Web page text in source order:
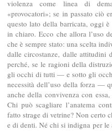
violenza come linea di
«provocatori»; se in passato ciò
questo lato della barricata, oggi è
in chiaro. Ecco che allora l’uso
che è sempre stato: una scelta
dalle circostanze, dalle attitudini
perché, se le ragioni della
gli occhi di tutti — e sotto gli
necessità dell’uso della forza —
anche della convivenza con
Chi può scagliare l’anatema
fatto strage di vetrine? Non certo
e di denti. Né chi si indigna per le